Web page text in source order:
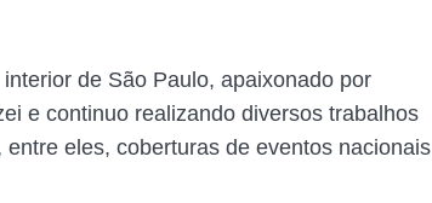
de São Paulo, apaixonado por
e continuo realizando diversos trabalhos
entre eles, coberturas de eventos nacionais